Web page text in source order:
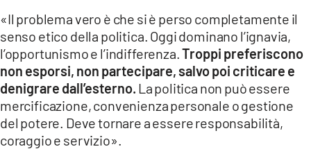
«Il problema vero è che si è perso completamente il
senso etico della politica. Oggi dominano l’ignavia,
l’opportunismo e l’indifferenza.Troppi preferiscono
non esporsi, non partecipare, salvo poi criticare e
denigrare dall’esterno. La politica non può essere
mercificazione, convenienza personale o gestione
del potere. Deve tornare a essere responsabilità,
coraggio e servizio».